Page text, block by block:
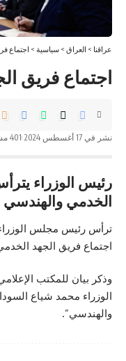
عراقنا > العراق > سياسية > اجتماع
اجتماع فريق
نشر في 17 أغسطس 2024 401 مشاهدات
رئيس الوزراء
الخدمي والهندسي
ترأس رئيس مجلس
اجتماع فريق الجهد
وذكر بيان للمكتب
الوزراء محمد شياع
والهندسي”.